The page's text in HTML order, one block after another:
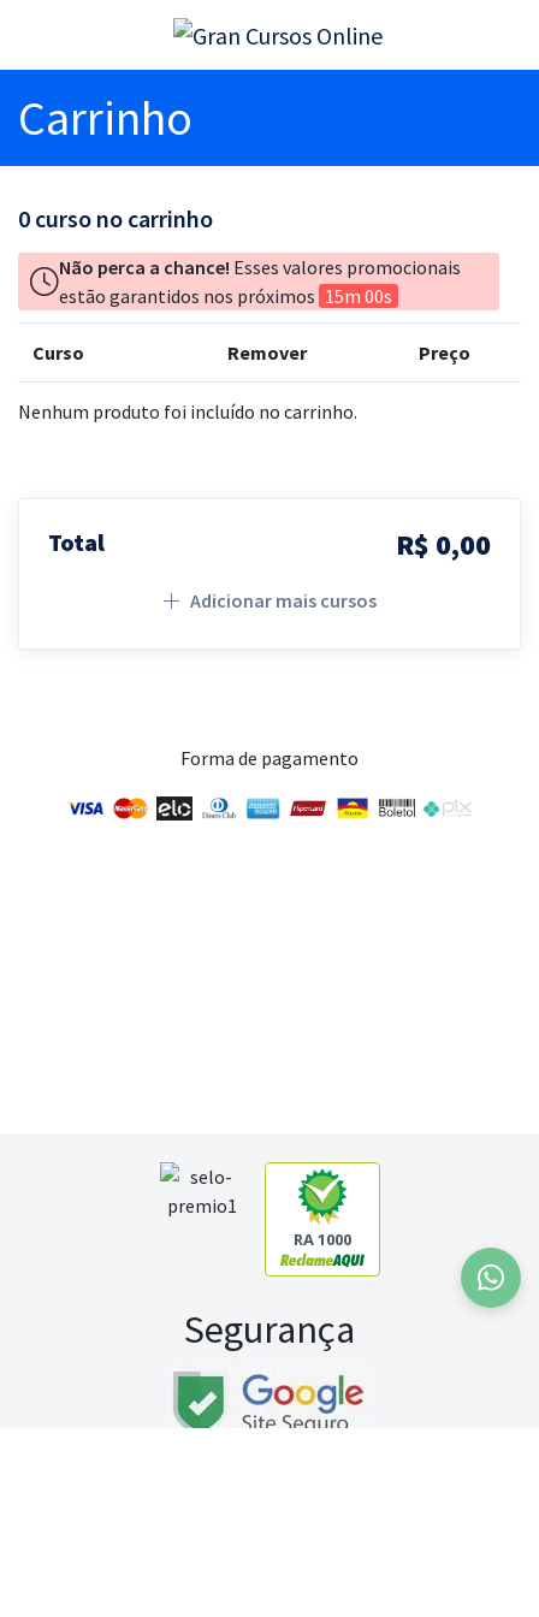
Carrinho
0 curso no carrinho
Não perca a chance! Esses valores promocionais
estão garantidos nos próximos 15m 00s
Curso Remover Preço
Nenhum produto foi incluído no carrinho.
Total R$ 0,00
Adicionar mais cursos
Forma de pagamento
RA 1000
Segurança